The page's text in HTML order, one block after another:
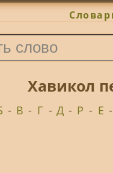
Хавикол
- В - Г - Д - Р - Е -